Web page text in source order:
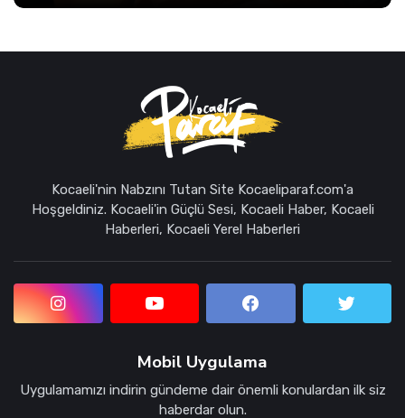
Kocaeli'nin Nabzını Tutan Site Kocaeliparaf.com'a
Hoşgeldiniz. Kocaeli'in Güçlü Sesi, Kocaeli Haber, Kocaeli
Haberleri, Kocaeli Yerel Haberleri
Mobil Uygulama
Uygulamamızı indirin gündeme dair önemli konulardan ilk siz
haberdar olun.